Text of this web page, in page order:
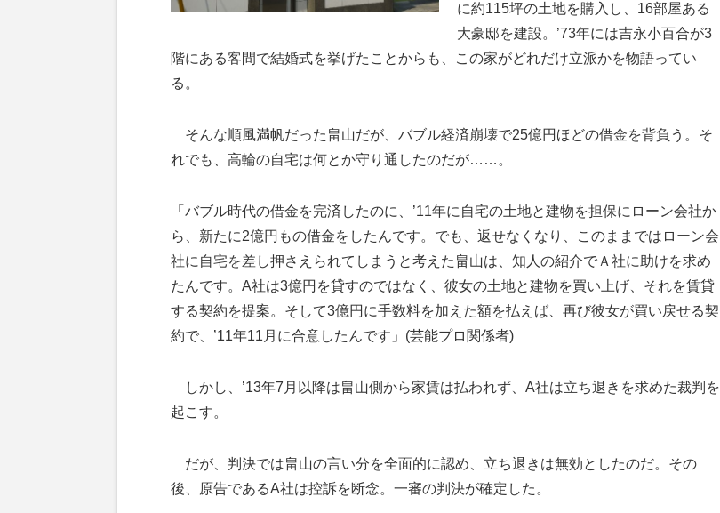
に約115坪の土地を購入し、16部屋ある
大豪邸を建設。’73年には吉永小百合が3
階にある客間で結婚式を挙げたことからも、この家がどれだけ立派かを物語ってい
る。
そんな順風満帆だった畠山だが、バブル経済崩壊で25億円ほどの借金を背負う。そ
れでも、高輪の自宅は何とか守り通したのだが……。
「バブル時代の借金を完済したのに、’11年に自宅の土地と建物を担保にローン会社か
ら、新たに2億円もの借金をしたんです。でも、返せなくなり、このままではローン会
社に自宅を差し押さえられてしまうと考えた畠山は、知人の紹介でＡ社に助けを求め
たんです。A社は3億円を貸すのではなく、彼女の土地と建物を買い上げ、それを賃貸
する契約を提案。そして3億円に手数料を加えた額を払えば、再び彼女が買い戻せる契
約で、’11年11月に合意したんです」(芸能プロ関係者)
しかし、’13年7月以降は畠山側から家賃は払われず、A社は立ち退きを求めた裁判を
起こす。
だが、判決では畠山の言い分を全面的に認め、立ち退きは無効としたのだ。その
後、原告であるA社は控訴を断念。一審の判決が確定した。